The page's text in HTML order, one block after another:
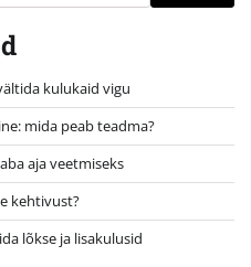
kulukaid vigu
mida peab teadma?
aja veetmiseks
kehtivust?
lõkse ja lisakulusid